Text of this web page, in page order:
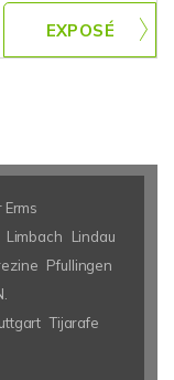
Limbach
Lindau
Pfullingen
Tijarafe